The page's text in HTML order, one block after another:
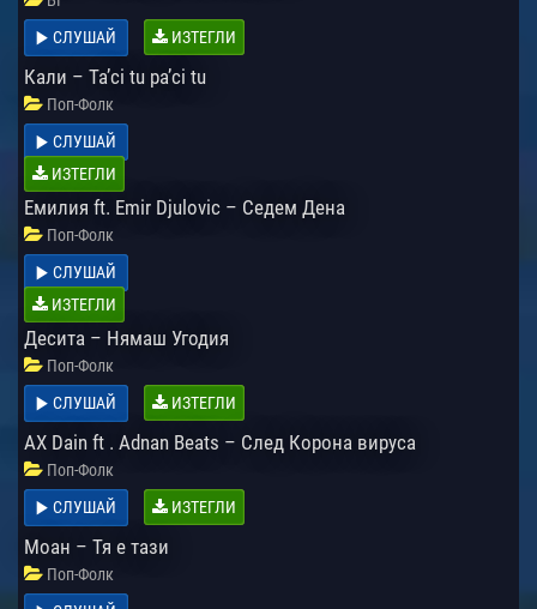
СЛУШАЙ
ИЗТЕГЛИ
Кали – Ta’ci tu pa’ci tu
Поп-Фолк
СЛУШАЙ
ИЗТЕГЛИ
Емилия ft. Emir Djulovic – Седем Дена
Поп-Фолк
СЛУШАЙ
ИЗТЕГЛИ
Десита – Нямаш Угодия
Поп-Фолк
СЛУШАЙ
ИЗТЕГЛИ
AX Dain ft . Adnаn Beats – След Корона вируса
Поп-Фолк
СЛУШАЙ
ИЗТЕГЛИ
Моан – Тя е тази
Поп-Фолк